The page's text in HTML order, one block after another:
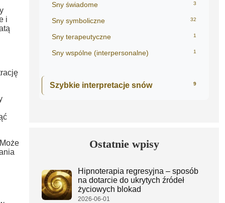
i
Sny świadome 3
Sny symboliczne 32
Sny terapeutyczne 1
Sny wspólne (interpersonalne) 1
Szybkie interpretacje snów 9
Ostatnie wpisy
Hipnoterapia regresyjna – sposób
na dotarcie do ukrytych źródeł
życiowych blokad
2026-06-01